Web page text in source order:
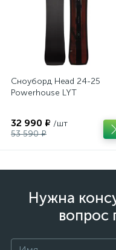
Сноуборд Head 24-25
Powerhouse LYT
32 990 ₽ /шт
53 590 ₽
Нужна
вопрос